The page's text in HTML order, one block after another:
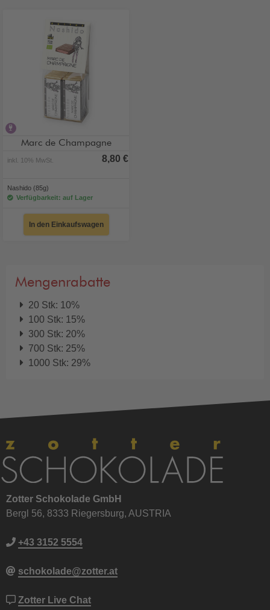
Marc de Champagne
inkl. 10% MwSt. 8,80 €
Nashido (85g)
Verfügbarkeit: auf Lager
In den Einkaufswagen
Mengenrabatte
20 Stk: 10%
100 Stk: 15%
300 Stk: 20%
700 Stk: 25%
1000 Stk: 29%
Zotter Schokolade GmbH
Bergl 56, 8333 Riegersburg, AUSTRIA
+43 3152 5554
schokolade@zotter.at
Zotter Live Chat